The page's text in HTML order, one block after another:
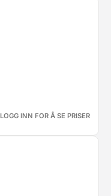
LOGG INN FOR Å SE PRISER